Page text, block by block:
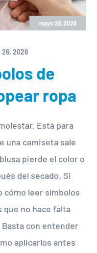
mayo 26, 2026
26, 2026
de
ropa
Está para
una camiseta sale
pierde el color o
del secado. Si
cómo leer símbolos
que no hace falta
con entender
aplicarlos antes